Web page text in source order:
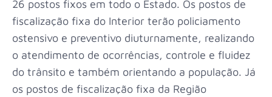
26 postos fixos em todo o Estado. Os postos de
fiscalização fixa do Interior terão policiamento
ostensivo e preventivo diuturnamente, realizando
o atendimento de ocorrências, controle e fluidez
do trânsito e também orientando a população. Já
os postos de fiscalização fixa da Região